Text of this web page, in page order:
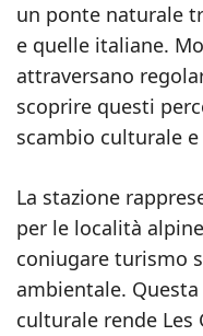
un ponte naturale
e quelle italiane.
attraversano
scoprire questi
scambio culturale
La stazione
per le località
coniugare turismo
ambientale.
culturale rende Les